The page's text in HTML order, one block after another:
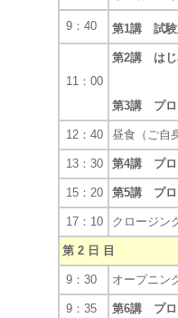
9：40 第1講 試験
11：00
第2講 はじ
第3講 プロ
12：40 昼食（ご自
13：30 第4講 プロ
15：20 第5講 プロ
17：10 クロージン
第 2 日 目
9：30 オープニン
9：35 第6講 プロ